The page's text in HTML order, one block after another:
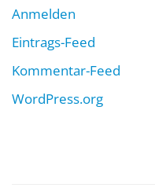
Anmelden
Eintrags-Feed
Kommentar-Feed
WordPress.org